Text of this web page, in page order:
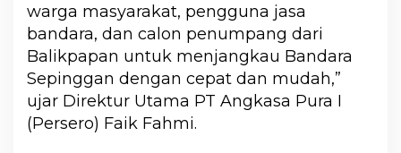
warga masyarakat, pengguna jasa
bandara, dan calon penumpang dari
Balikpapan untuk menjangkau Bandara
Sepinggan dengan cepat dan mudah,”
ujar Direktur Utama PT Angkasa Pura I
(Persero) Faik Fahmi.